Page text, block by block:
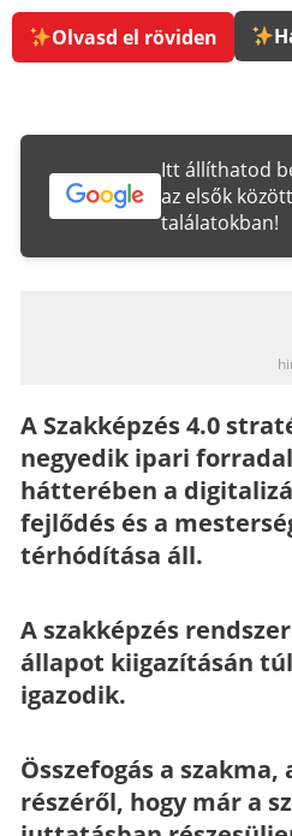
Olvasd el röviden
Itt állíthatod
az elsők
találatokban!
A Szakképzés 4.0
negyedik ipari
hátterében a
fejlődés és a
térhódítása áll.
A szakképzés
állapot kiigazításán
igazodik.
Összefogás a szakma,
részéről, hogy már a